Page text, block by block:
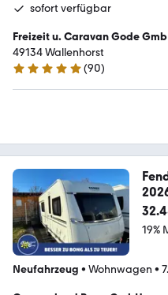
sofort verfügbar
Freizeit u. Caravan Gode
49134 Wallenhorst
4.9 Sterne
(90)
19%
Neufahrzeug • Wohnwagen •